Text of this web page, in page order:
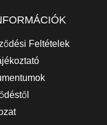
Feltételek